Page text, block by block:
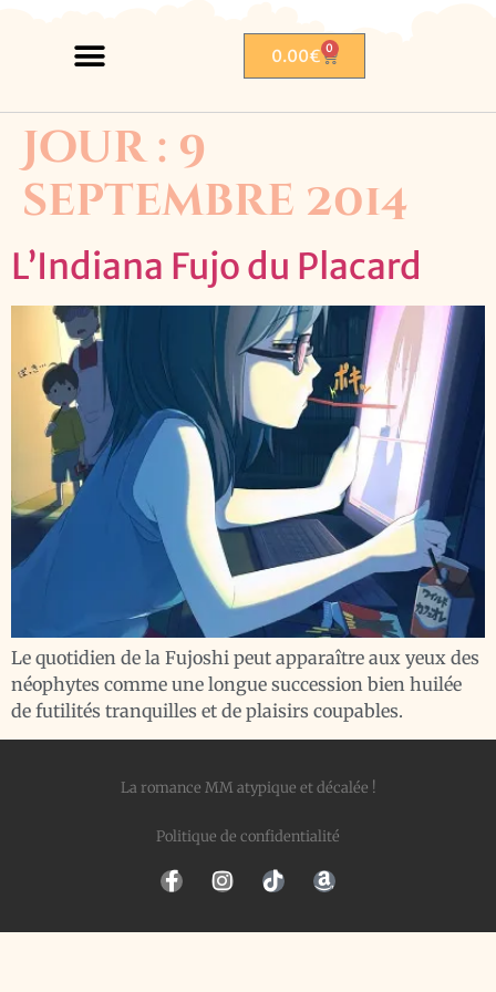
0.00€ 0
Jour : 9
septembre 2014
L’Indiana Fujo du Placard
Le quotidien de la Fujoshi peut apparaître aux yeux des
néophytes comme une longue succession bien huilée
de futilités tranquilles et de plaisirs coupables.
La romance MM atypique et décalée !
Politique de confidentialité